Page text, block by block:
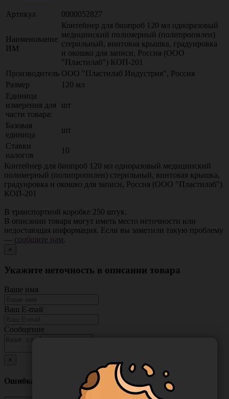
Артикул 0000052827
Наименование
ИМ
Контейнер для биопроб 120 мл одноразовый
медицинский полимерный (полипропилен)
стерильный, винтовая крышка, градуировка
и окошко для записи, Россия (ООО
"Пластилаб") КОП-201
Производитель ООО "Пластилаб Индустрия", Россия
Размер
120 мл
Единица
измерения для
части товара:
шт
Базовая
единица
шт
Ставки
налогов
10
Контейнер для биопроб 120 мл одноразовый медицинский
полимерный (полипропилен) стерильный, винтовая крышка,
градуировка и окошко для записи, Россия (ООО "Пластилаб")
КОП-201
В транспортной коробке 250 штук.
В описании товара могут иметь место неточности или
недостающая информация. Если вы заметили такую проблему
— сообщите нам.
×
Укажите неточность в описании товара
Ваше имя
Ваш E-mail
Сообщение
×
Ошибка